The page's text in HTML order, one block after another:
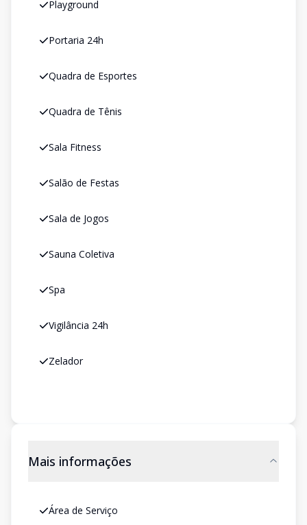
Playground
Portaria 24h
Quadra de Esportes
Quadra de Tênis
Sala Fitness
Salão de Festas
Sala de Jogos
Sauna Coletiva
Spa
Vigilância 24h
Zelador
Mais informações
Área de Serviço